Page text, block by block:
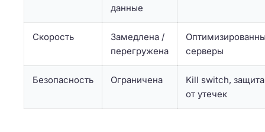
данные
Скорость
Замедлена /
перегружена
серверы
Безопасность Ограничена
Kill switch, защита
от утечек